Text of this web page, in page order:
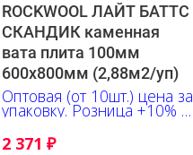
ROCKWOOL ЛАЙТ БАТТС
СКАНДИК каменная
вата плита 100мм
600х800мм (2,88м2/уп)
Оптовая (от 10шт.) цена за
упаковку. Розница +10% к
указанной цене
2 371 ₽